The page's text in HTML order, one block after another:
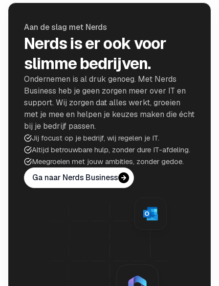
Aan de slag met Nerds
Nerds is er ook voor
slimme bedrijven.
Ondernemen is al druk genoeg. Met Nerds
Business heb je geen zorgen meer over IT en
support. Wij zorgen dat alles werkt, groeien
met je mee en helpen je keuzes maken die écht
bij je bedrijf passen.
Jij focust op je bedrijf, wij regelen je IT.
Altijd betrouwbare hulp, zonder dure IT-afdeling.
Meegroeien met jouw ambities, zonder gedoe.
Ga naar Nerds Business